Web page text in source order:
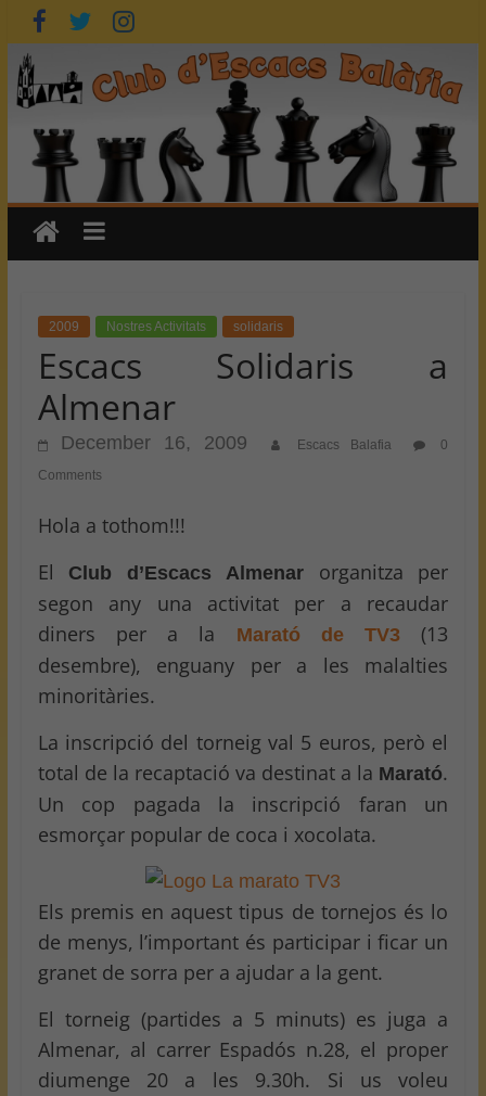
Skip
to
content
2009 Nostres Activitats solidaris
Escacs Solidaris a
Almenar
December 16, 2009 Escacs Balafia
0
Comments
Hola a tothom!!!
El
Club d’Escacs Almenarorganitza per
segon any una activitat per a recaudar
diners per a la
Marató de TV3
(13
desembre), enguany per a les malalties
minoritàries.
La inscripció del torneig val 5 euros, però el
total de la recaptació va destinat a la Marató.
Un cop pagada la inscripció faran un
esmorçar popular de coca i xocolata.
Els premis en aquest tipus de tornejos és lo
de menys, l’important és participar i ficar un
granet de sorra per a ajudar a la gent.
El torneig (partides a 5 minuts) es juga a
Almenar, al carrer Espadós n.28, el proper
diumenge 20 a les 9.30h. Si us voleu